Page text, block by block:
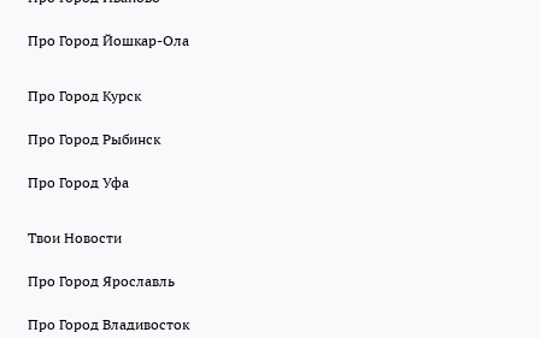
Про Город Йошкар-Ола
Про Город Курск
Про Город Рыбинск
Про Город Уфа
Твои Новости
Про Город Ярославль
Про Город Владивосток